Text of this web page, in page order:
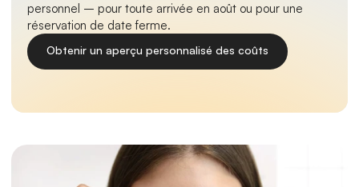
personnel – pour toute arrivée en août ou pour une
réservation de date ferme.
Obtenir un aperçu personnalisé des coûts